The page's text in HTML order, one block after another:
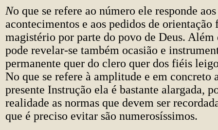
No que se refere ao número ele responde
acontecimentos e aos pedidos de orientação
magistério por parte do povo de Deus. Além
pode revelar-se também ocasião e
permanente quer do clero quer dos fiéis
No que se refere à amplitude e em concreto
presente Instrução ela é bastante alargada,
realidade as normas que devem ser
que é preciso evitar são numerosíssimos.